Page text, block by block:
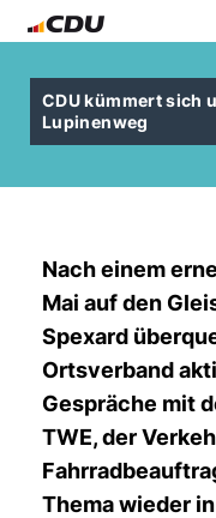
CDU kümmert sich
Lupinenweg
Nach einem
Mai auf den
Spexard
Ortsverband
Gespräche mit
TWE, der
Thema wieder